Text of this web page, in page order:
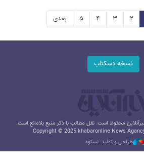
۲ ۳ ۴ ۵ بعدی
نسخه دسکتاپ
محفوظ است. نقل مطالب با ذکر منبع بلامانع است.
Copyright © 2025 khabaronline News
طراحی و تولید: نستوه